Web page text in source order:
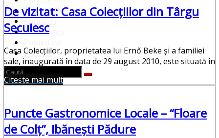
Punctul Negru
Anunturi
Despre noi
Contact
De vizitat: Casa Colecțiilor din Târgu
Secuiesc
Casa Colecțiilor, proprietatea lui Ernő Beke și a familiei
sale, inaugurată în data de 29 august 2010, este situată în
Citește mai mult
Puncte Gastronomice Locale – “Floare
de Colț”, Ibănești Pădure